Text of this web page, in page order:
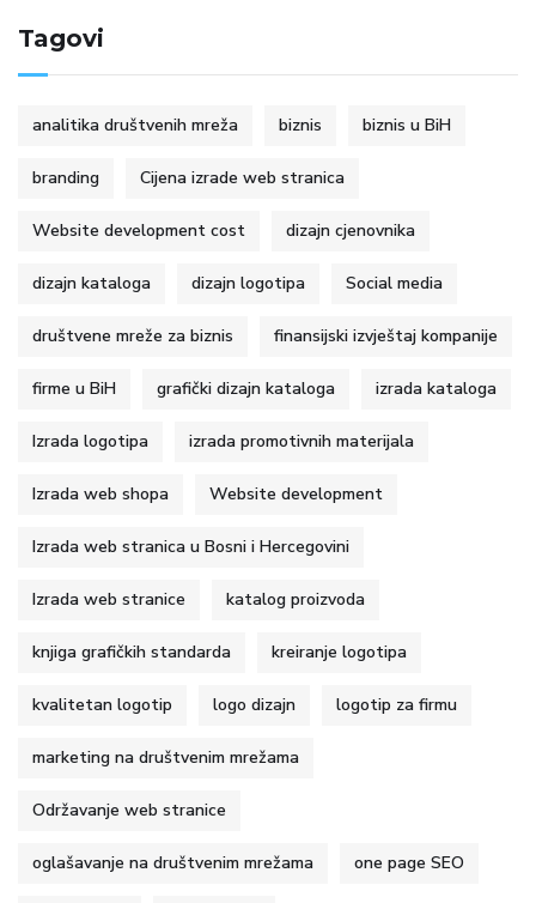
Tagovi
analitika društvenih mreža biznis biznis u BiH
branding Cijena izrade web stranica
Website development cost dizajn cjenovnika
dizajn kataloga dizajn logotipa Social media
društvene mreže za biznis finansijski izvještaj kompanije
firme u BiH grafički dizajn kataloga izrada kataloga
Izrada logotipa izrada promotivnih materijala
Izrada web shopa Website development
Izrada web stranica u Bosni i Hercegovini
Izrada web stranice katalog proizvoda
knjiga grafičkih standarda kreiranje logotipa
kvalitetan logotip logo dizajn logotip za firmu
marketing na društvenim mrežama
Održavanje web stranice
oglašavanje na društvenim mrežama one page SEO